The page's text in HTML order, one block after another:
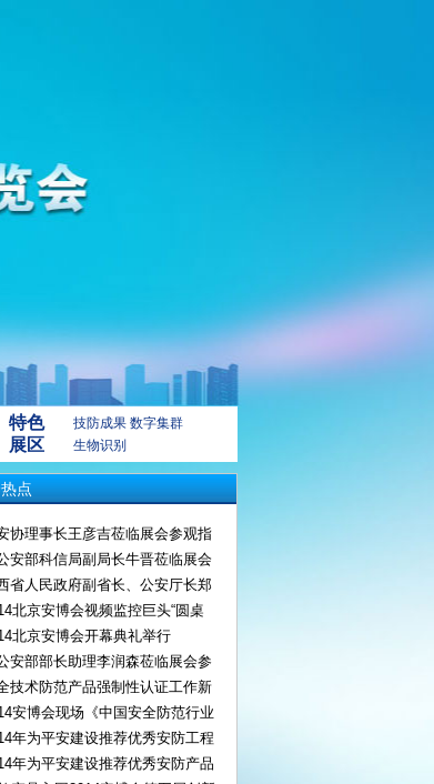
特色
展区
技防成果 数字集群
生物识别
点
协理事长王彦吉莅临展会参观指
安部科信局副局长牛晋莅临展会
省人民政府副省长、公安厅长郑
北京安博会视频监控巨头“圆桌
北京安博会开幕典礼举行
安部部长助理李润森莅临展会参
技术防范产品强制性认证工作新
安博会现场《中国安全防范行业
年为平安建设推荐优秀安防工程
年为平安建设推荐优秀安防产品